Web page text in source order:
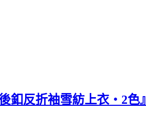
釦反折袖雪紡上衣‧2色』